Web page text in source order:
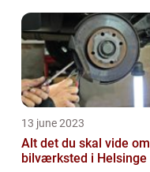
13 june 2023
Alt det du skal vide om
bilværksted i Helsinge